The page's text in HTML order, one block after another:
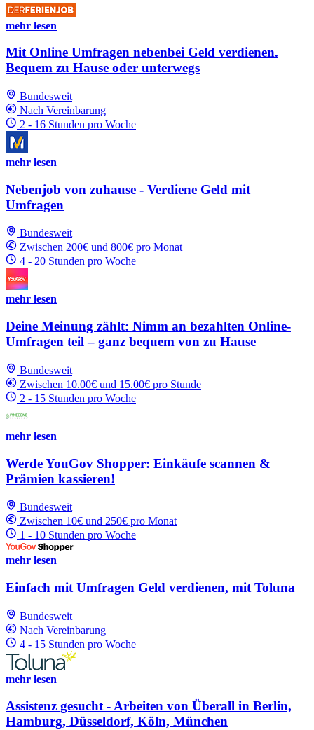
mehr lesen
Mit Online Umfragen nebenbei Geld verdienen.
Bequem zu Hause oder unterwegs
Bundesweit
Nach Vereinbarung
2 - 16 Stunden pro Woche
mehr lesen
Nebenjob von zuhause - Verdiene Geld mit
Umfragen
Bundesweit
Zwischen 200€ und 800€ pro Monat
4 - 20 Stunden pro Woche
mehr lesen
Deine Meinung zählt: Nimm an bezahlten Online-
Umfragen teil – ganz bequem von zu Hause
Bundesweit
Zwischen 10.00€ und 15.00€ pro Stunde
2 - 15 Stunden pro Woche
mehr lesen
Werde YouGov Shopper: Einkäufe scannen &
Prämien kassieren!
Bundesweit
Zwischen 10€ und 250€ pro Monat
1 - 10 Stunden pro Woche
mehr lesen
Einfach mit Umfragen Geld verdienen, mit Toluna
Bundesweit
Nach Vereinbarung
4 - 15 Stunden pro Woche
mehr lesen
Assistenz gesucht - Arbeiten von Überall in Berlin,
Hamburg, Düsseldorf, Köln, München